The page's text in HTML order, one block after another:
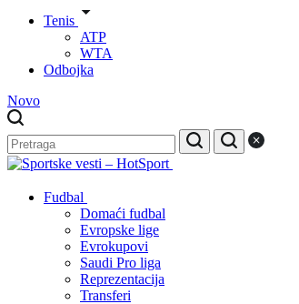
Tenis
ATP
WTA
Odbojka
Novo
Fudbal
Domaći fudbal
Evropske lige
Evrokupovi
Saudi Pro liga
Reprezentacija
Transferi